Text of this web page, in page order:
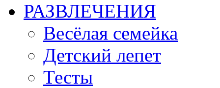
РАЗВЛЕЧЕНИЯ
Весёлая семейка
Детский лепет
Тесты